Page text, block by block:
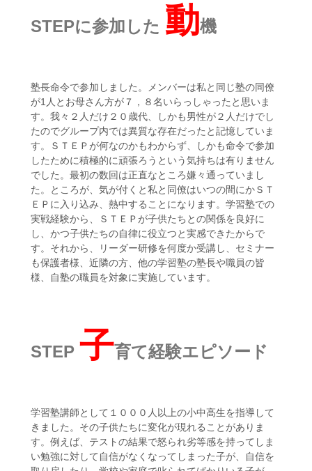
STEPに参加した 動機
塾長命令で参加しました。メンバーは私と同じ塾の同僚
が1人とお母さん方が７，８名いらっしゃったと思いま
す。我々２人だけ２０歳代、しかも男性が２人だけでし
たのでグループ内では異質な存在だったと記憶していま
す。ＳＴＥＰが何なのかもわからず、しかも命令で参加
したために積極的に頑張ろうという気持ちは有りません
でした。最初の数回は正直なところ嫌々通っていまし
た。ところが、気が付くと私と同僚はいつの間にかＳＴ
ＥＰに入り込み、熱中することになります。学習塾での
実戦経験から、ＳＴＥＰが子供たちとの関係を良好に
し、かつ子供たちの自律に役立つと実感できたからで
す。それから、リーダー研修を何度か受講し、セミナー
も保護者様、近隣の方、他の学習塾の塾長や職員の皆
様、自塾の職員を対象に実施しています。
STEP 子育て経験エピソード
学習塾講師として１０００人以上の小中高生を指導して
きました。その子供たちに変化が現れることがありま
す。例えば、テストの結果で怒られ劣等感を持ってしま
い勉強に対して自信がなくなってしまった子が、自信を